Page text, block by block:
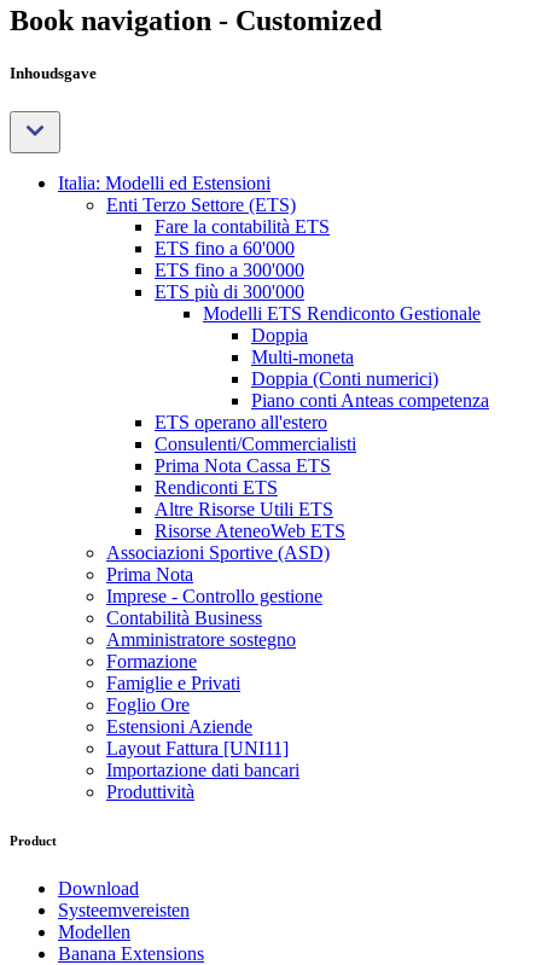
Book navigation - Customized
Inhoudsgave
Italia: Modelli ed Estensioni
Enti Terzo Settore (ETS)
Fare la contabilità ETS
ETS fino a 60'000
ETS fino a 300'000
ETS più di 300'000
Modelli ETS Rendiconto Gestionale
Doppia
Multi-moneta
Doppia (Conti numerici)
Piano conti Anteas competenza
ETS operano all'estero
Consulenti/Commercialisti
Prima Nota Cassa ETS
Rendiconti ETS
Altre Risorse Utili ETS
Risorse AteneoWeb ETS
Associazioni Sportive (ASD)
Prima Nota
Imprese - Controllo gestione
Contabilità Business
Amministratore sostegno
Formazione
Famiglie e Privati
Foglio Ore
Estensioni Aziende
Layout Fattura [UNI11]
Importazione dati bancari
Produttività
Product
Download
Systeemvereisten
Modellen
Banana Extensions